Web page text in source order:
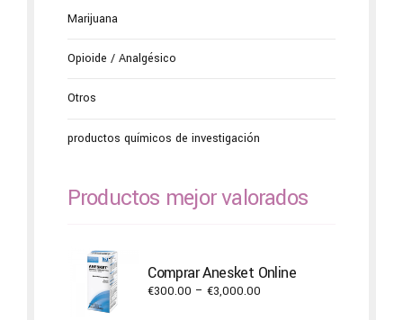
Marijuana
Opioide / Analgésico
Otros
productos químicos de investigación
Productos mejor valorados
Comprar Anesket Online
€300.00 – €3,000.00